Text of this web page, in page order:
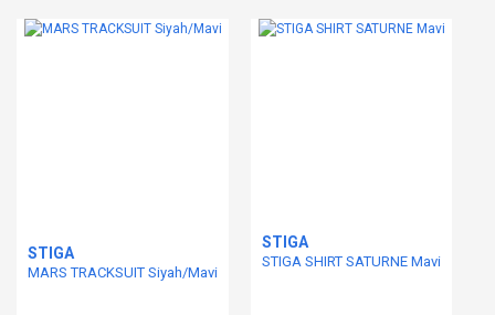
STIGA
MARS TRACKSUIT Siyah/Mavi
STIGA
STIGA SHIRT SATURNE Mavi